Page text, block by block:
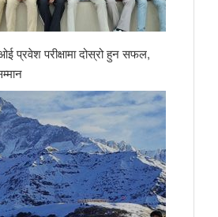
प्रवेश परीक्षामा दोस्रो हुन सफल,